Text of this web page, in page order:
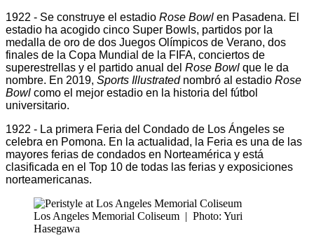
1922 - Se construye el estadio Rose Bowl en Pasadena. El
estadio ha acogido cinco Super Bowls, partidos por la
medalla de oro de dos Juegos Olímpicos de Verano, dos
finales de la Copa Mundial de la FIFA, conciertos de
superestrellas y el partido anual del Rose Bowl que le da
nombre. En 2019, Sports Illustratednombró al estadio Rose
Bowl como el mejor estadio en la historia del fútbol
universitario.
1922 - La primera Feria del Condado de Los Ángeles se
celebra en Pomona. En la actualidad, la Feria es una de las
mayores ferias de condados en Norteamérica y está
clasificada en el Top 10 de todas las ferias y exposiciones
norteamericanas.
Los Angeles Memorial Coliseum | Photo: Yuri
Hasegawa